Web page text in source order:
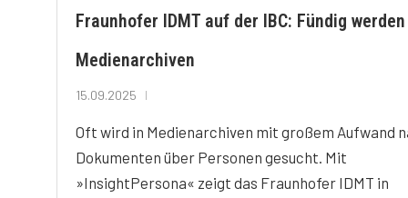
Fraunhofer IDMT auf der IBC: Fündig
Medienarchiven
15.09.2025
Oft wird in Medienarchiven mit großem Aufwand
Dokumenten über Personen gesucht. Mit
»InsightPersona« zeigt das Fraunhofer IDMT in